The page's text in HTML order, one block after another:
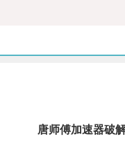
唐师傅加速器破